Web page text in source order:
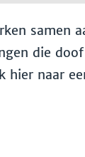
samen
die
naar